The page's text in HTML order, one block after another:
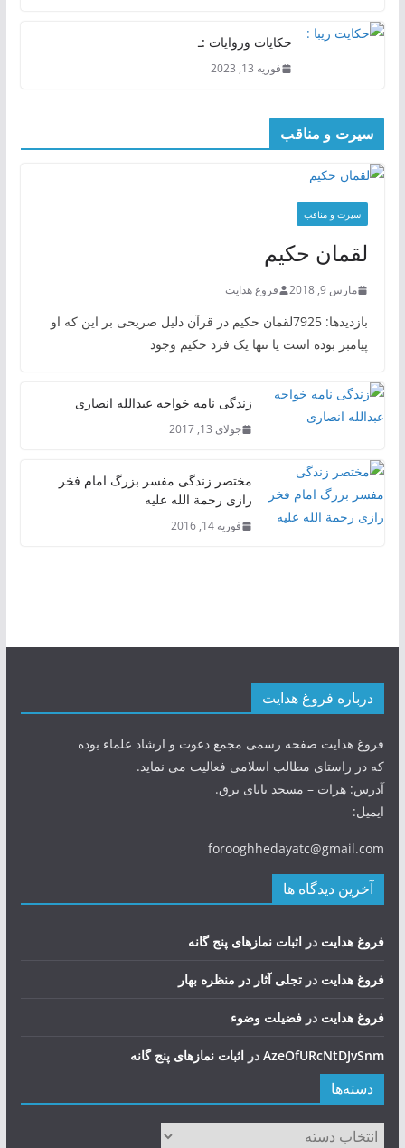
حکایات وروایات :ـ
فوریه 13, 2023
سیرت و مناقب
سیرت و منافب
لقمان حکیم
مارس 9, 2018 فروغ هدایت
بازدیدها: 7925لقمان حکیم در قرآن دلیل صریحی بر این که او
پیامبر بوده است یا تنها یک فرد حکیم وجود
زندگی نامه خواجه عبدالله انصاری
جولای 13, 2017
مختصر زندگی مفسر بزرگ امام فخر
رازی رحمة الله علیه
فوریه 14, 2016
درباره فروغ هدایت
فروغ هدایت صفحه رسمی مجمع دعوت و ارشاد علماء بوده
که در راستای مطالب اسلامی فعالیت می نماید.
آدرس: هرات – مسجد بابای برق.
ایمیل:
forooghhedayatc@gmail.com
آخرین دیدگاه ها
فروغ هدایت در اثبات نمازهای پنج گانه
فروغ هدایت در تجلی آثار در منظره بهار
فروغ هدایت در فضيلت وضوء
AzeOfURcNtDJvSnmدر اثبات نمازهای پنج گانه
دسته‌ها
دسته‌ها